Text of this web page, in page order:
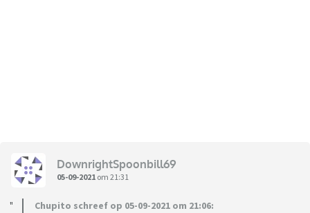
DownrightSpoonbill69
05-09-2021 om 21:31
Chupito schreef op 05-09-2021 om 21:06: